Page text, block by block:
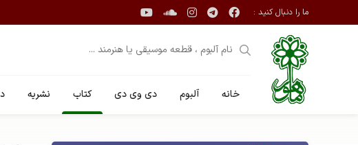
ما را دنبال کنید :
خانه آلبوم دی وی دی کتاب نشریه